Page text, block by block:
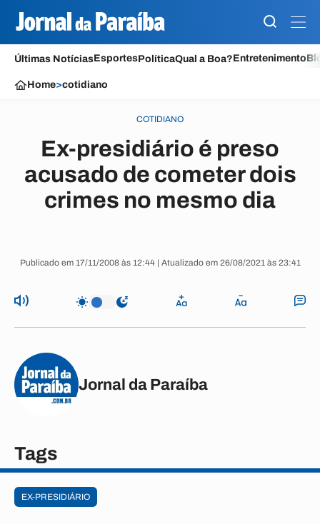
Últimas NotíciasEsportesPolíticaQual a Boa?Entretenimento
Home>cotidiano
COTIDIANO
Ex-presidiário é preso
acusado de cometer dois
crimes no mesmo dia
Publicado em 17/11/2008 às 12:44 | Atualizado em 26/08/2021 às 23:41
Jornal da Paraíba
Tags
EX-PRESIDIÁRIO